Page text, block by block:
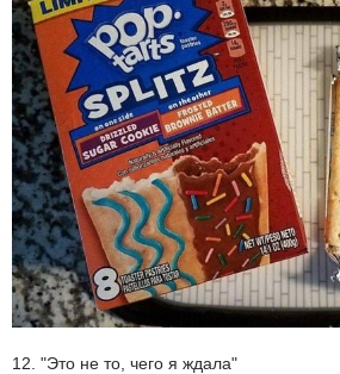
12. "Это не то, чего я ждала"